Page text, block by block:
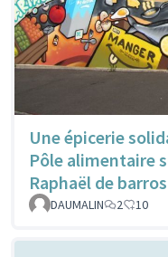
Une épicerie
Pôle alimentaire
Raphaël de barros
DAUMALIN 2 10